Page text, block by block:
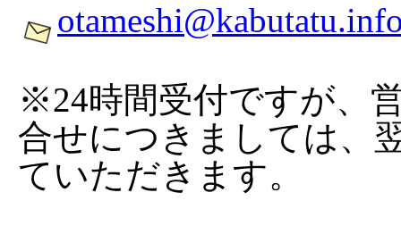
※24時間受付ですが、
合せにつきましては、
ていただきます。